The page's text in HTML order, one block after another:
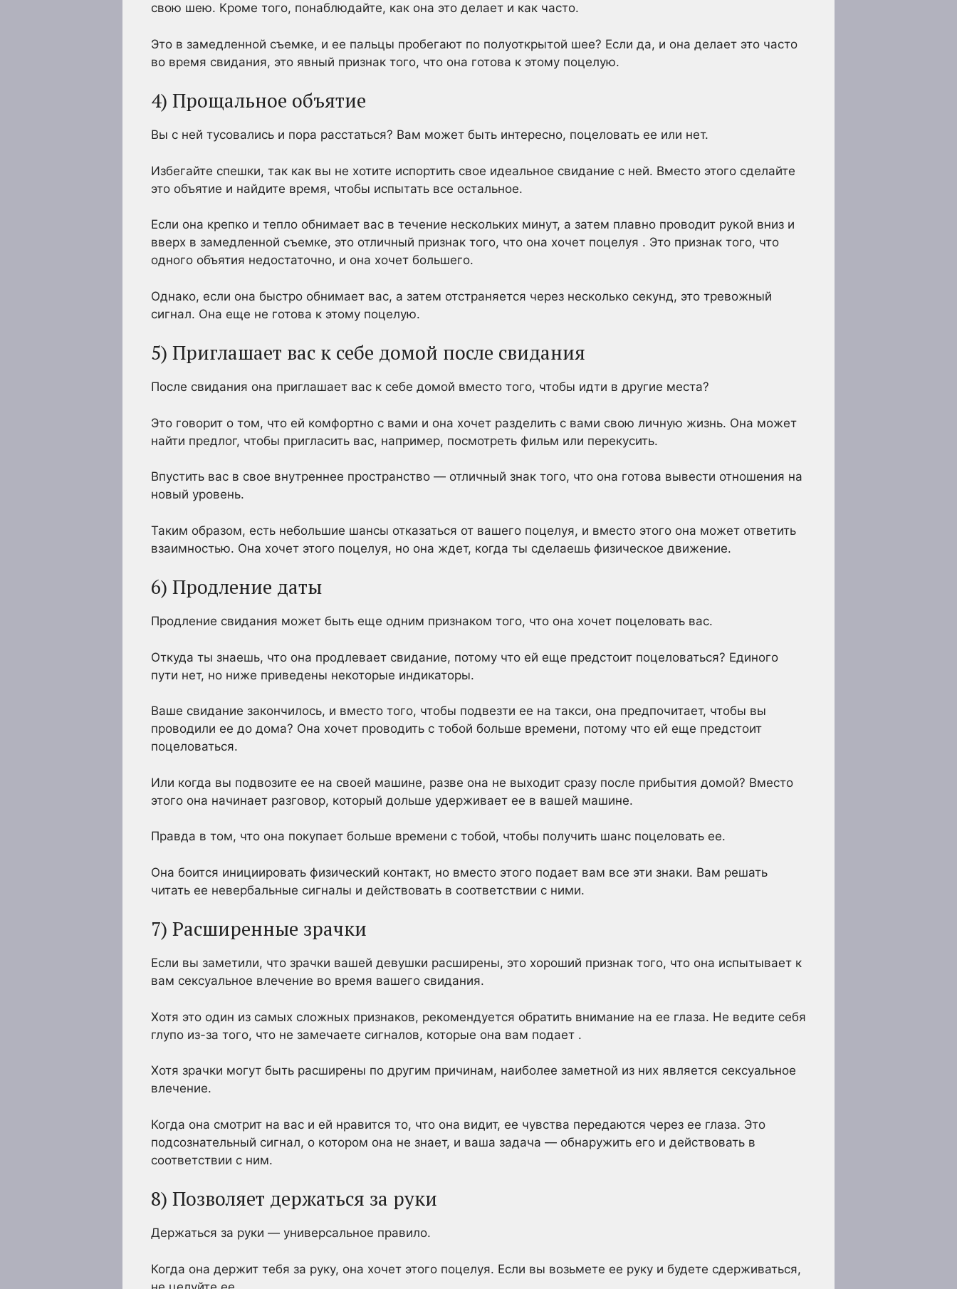
свою шею. Кроме того, понаблюдайте, как она это делает и как часто.
Это в замедленной съемке, и ее пальцы пробегают по полуоткрытой шее? Если да, и она делает это часто
во время свидания, это явный признак того, что она готова к этому поцелую.
4) Прощальное объятие
Вы с ней тусовались и пора расстаться? Вам может быть интересно, поцеловать ее или нет.
Избегайте спешки, так как вы не хотите испортить свое идеальное свидание с ней. Вместо этого сделайте
это объятие и найдите время, чтобы испытать все остальное.
Если она крепко и тепло обнимает вас в течение нескольких минут, а затем плавно проводит рукой вниз и
вверх в замедленной съемке, это отличный признак того, что она хочет поцелуя . Это признак того, что
одного объятия недостаточно, и она хочет большего.
Однако, если она быстро обнимает вас, а затем отстраняется через несколько секунд, это тревожный
сигнал. Она еще не готова к этому поцелую.
5) Приглашает вас к себе домой после свидания
После свидания она приглашает вас к себе домой вместо того, чтобы идти в другие места?
Это говорит о том, что ей комфортно с вами и она хочет разделить с вами свою личную жизнь. Она может
найти предлог, чтобы пригласить вас, например, посмотреть фильм или перекусить.
Впустить вас в свое внутреннее пространство — отличный знак того, что она готова вывести отношения на
новый уровень.
Таким образом, есть небольшие шансы отказаться от вашего поцелуя, и вместо этого она может ответить
взаимностью. Она хочет этого поцелуя, но она ждет, когда ты сделаешь физическое движение.
6) Продление даты
Продление свидания может быть еще одним признаком того, что она хочет поцеловать вас.
Откуда ты знаешь, что она продлевает свидание, потому что ей еще предстоит поцеловаться? Единого
пути нет, но ниже приведены некоторые индикаторы.
Ваше свидание закончилось, и вместо того, чтобы подвезти ее на такси, она предпочитает, чтобы вы
проводили ее до дома? Она хочет проводить с тобой больше времени, потому что ей еще предстоит
поцеловаться.
Или когда вы подвозите ее на своей машине, разве она не выходит сразу после прибытия домой? Вместо
этого она начинает разговор, который дольше удерживает ее в вашей машине.
Правда в том, что она покупает больше времени с тобой, чтобы получить шанс поцеловать ее.
Она боится инициировать физический контакт, но вместо этого подает вам все эти знаки. Вам решать
читать ее невербальные сигналы и действовать в соответствии с ними.
7) Расширенные зрачки
Если вы заметили, что зрачки вашей девушки расширены, это хороший признак того, что она испытывает к
вам сексуальное влечение во время вашего свидания.
Хотя это один из самых сложных признаков, рекомендуется обратить внимание на ее глаза. Не ведите себя
глупо из-за того, что не замечаете сигналов, которые она вам подает .
Хотя зрачки могут быть расширены по другим причинам, наиболее заметной из них является сексуальное
влечение.
Когда она смотрит на вас и ей нравится то, что она видит, ее чувства передаются через ее глаза. Это
подсознательный сигнал, о котором она не знает, и ваша задача — обнаружить его и действовать в
соответствии с ним.
8) Позволяет держаться за руки
Держаться за руки — универсальное правило.
Когда она держит тебя за руку, она хочет этого поцелуя. Если вы возьмете ее руку и будете сдерживаться,